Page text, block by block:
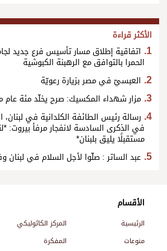
الأكثر قراءة
اتفاقية إطلاق مسار تأسيس فرع جديد
الحمرا بالتوافق مع الرهبنة الكبوشية
العبسيّ في مصر بزيارة رعويّة
مزار شهداء المكسيك: صرح يخلّد مئة عام
رسالة رئيس الطائفة الكلدانية في
في الذكرى السادسة لانفجار مرفأ بيروت:
مستقبلًا يليق بلبنان*
عبد الساتر : صلّوا لأجل السلام في
الأقسام
الرئيسية المركز الكاثوليكي
منوعات
المفكرة